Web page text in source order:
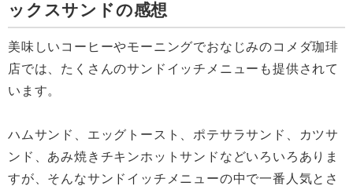
ックスサンドの感想
美味しいコーヒーやモーニングでおなじみのコメダ珈琲
店では、たくさんのサンドイッチメニューも提供されて
います。
ハムサンド、エッグトースト、ポテサラサンド、カツサ
ンド、あみ焼きチキンホットサンドなどいろいろありま
すが、そんなサンドイッチメニューの中で一番人気とさ